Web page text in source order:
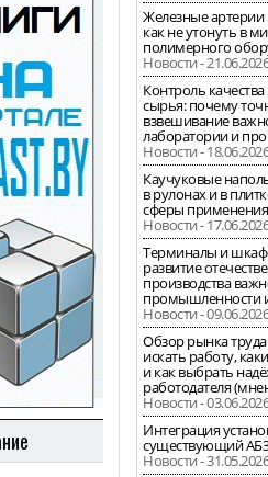
Железные
как не утонуть в
полимерного
Новости -
Контроль
сырья: почему
взвешивание
лаборатории и
Новости -
Каучуковые
в рулонах и в
сферы применения
Новости -
Терминалы и
развитие
производства
промышленности
Новости -
Обзор рынка
искать работу,
и как выбрать
работодателя
Новости -
Интеграция
существующий
Новости -